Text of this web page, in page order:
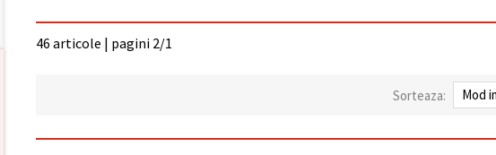
46 articole | pagini 2/1
Sorteaza: